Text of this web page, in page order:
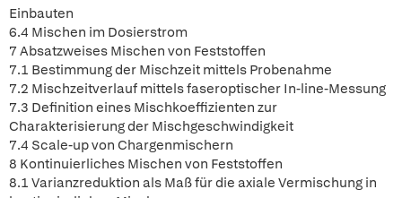
Einbauten
6.4 Mischen im Dosierstrom
7 Absatzweises Mischen von Feststoffen
7.1 Bestimmung der Mischzeit mittels Probenahme
7.2 Mischzeitverlauf mittels faseroptischer In-line-Messung
7.3 Definition eines Mischkoeffizienten zur
Charakterisierung der Mischgeschwindigkeit
7.4 Scale-up von Chargenmischern
8 Kontinuierliches Mischen von Feststoffen
8.1 Varianzreduktion als Maß für die axiale Vermischung in